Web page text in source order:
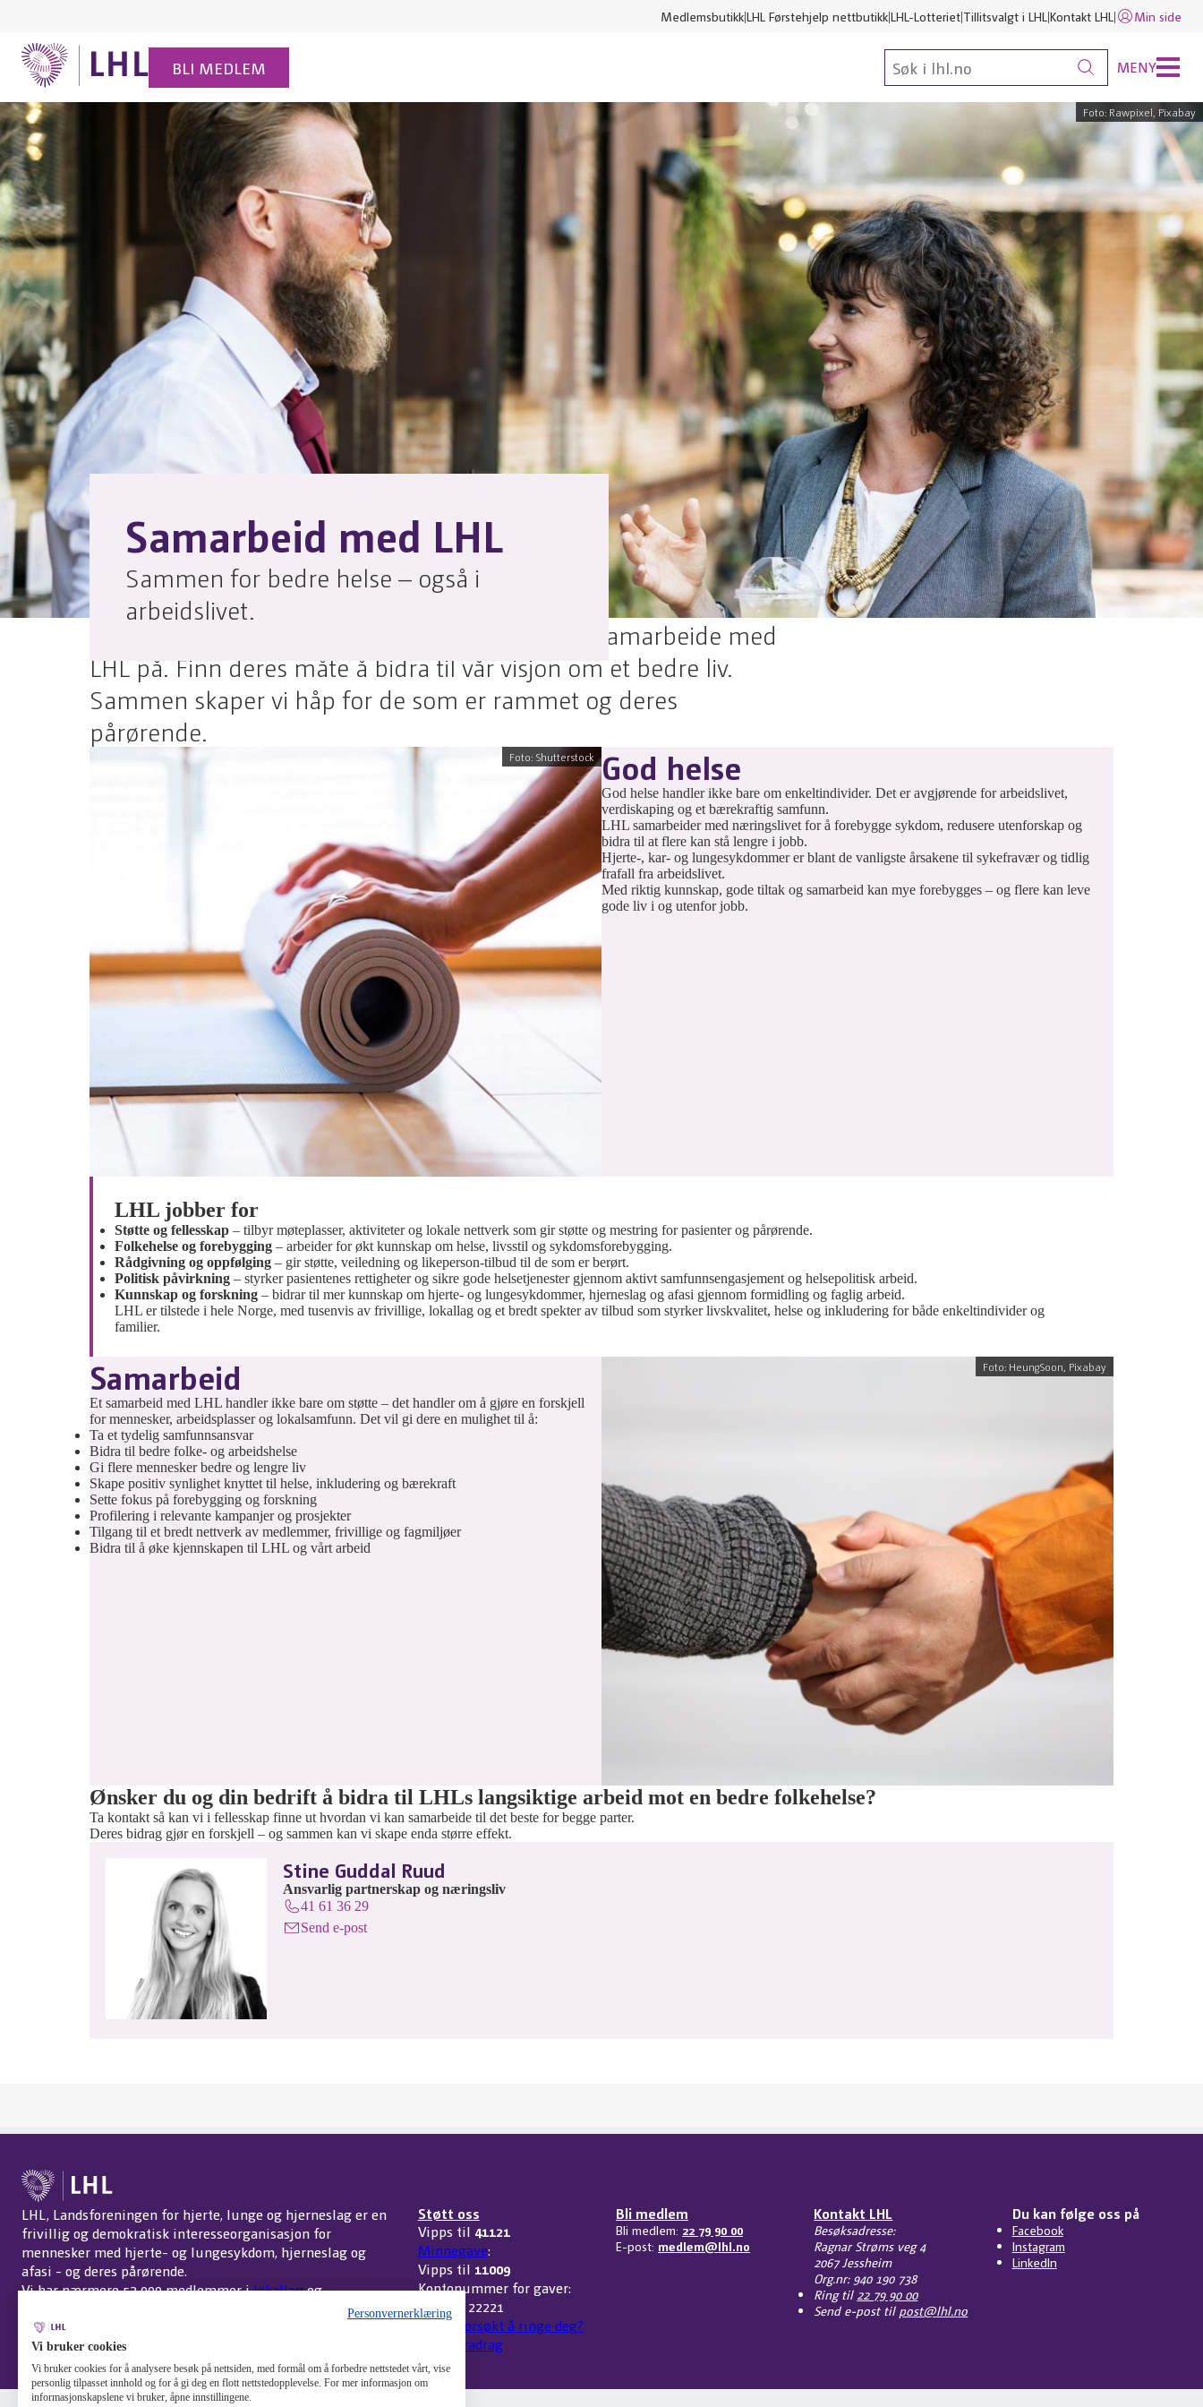
MedlemsbutikkLHL Førstehjelp nettbutikkLHL-Lotteriet Tillitsvalgt i LHL Kontakt LHL Min side
BLI MEDLEM MENY
Foto: Rawpixel, Pixabay
Samarbeid med LHL
Sammen for bedre helse – også i
arbeidslivet.
Det finnes ulike måter bedrifter kan støtte eller samarbeide med
LHL på. Finn deres måte å bidra til vår visjon om et bedre liv.
Sammen skaper vi håp for de som er rammet og deres
pårørende. ​ ​
Foto: Shutterstock God helse
God helse handler ikke bare om enkeltindivider. Det er avgjørende for arbeidslivet,
verdiskaping og et bærekraftig samfunn.
LHL samarbeider med næringslivet for å forebygge sykdom, redusere utenforskap og
bidra til at flere kan stå lengre i jobb.
Hjerte-, kar- og lungesykdommer er blant de vanligste årsakene til sykefravær og tidlig
frafall fra arbeidslivet.
Med riktig kunnskap, gode tiltak og samarbeid kan mye forebygges – og flere kan leve
gode liv i og utenfor jobb.
LHL jobber for
Støtte og fellesskap – tilbyr møteplasser, aktiviteter og lokale nettverk som gir støtte og mestring for pasienter og pårørende.
Folkehelse og forebygging – arbeider for økt kunnskap om helse, livsstil og sykdomsforebygging.
Rådgivning og oppfølging – gir støtte, veiledning og likeperson-tilbud til de som er berørt.
Politisk påvirkning – styrker pasientenes rettigheter og sikre gode helsetjenester gjennom aktivt samfunnsengasjement og helsepolitisk arbeid.
Kunnskap og forskning – bidrar til mer kunnskap om hjerte- og lungesykdommer, hjerneslag og afasi gjennom formidling og faglig arbeid.
LHL er tilstede i hele Norge, med tusenvis av frivillige, lokallag og et bredt spekter av tilbud som styrker livskvalitet, helse og inkludering for både enkeltindivider og
familier.
Foto: HeungSoon, Pixabay
Samarbeid
Et samarbeid med LHL handler ikke bare om støtte – det handler om å gjøre en forskjell
for mennesker, arbeidsplasser og lokalsamfunn. Det vil gi dere en mulighet til å:
Ta et tydelig samfunnsansvar
Bidra til bedre folke- og arbeidshelse
Gi flere mennesker bedre og lengre liv​
Skape positiv synlighet knyttet til helse, inkludering og bærekraft
Sette fokus på forebygging og forskning
Profilering i relevante kampanjer og prosjekter
Tilgang til et bredt nettverk av medlemmer, frivillige og fagmiljøer
Bidra til å øke kjennskapen til LHL og vårt arbeid
Ønsker du og din bedrift å bidra til LHLs langsiktige arbeid mot en bedre folkehelse?​
Ta kontakt så kan vi i fellesskap finne ut hvordan vi kan samarbeide til det beste for begge parter.
Deres bidrag gjør en forskjell – og sammen kan vi skape enda større effekt.
Stine Guddal Ruud
Ansvarlig partnerskap og næringsliv
41 61 36 29
Send e-post
LHL, Landsforeningen for hjerte, lunge og hjerneslag er en
frivillig og demokratisk interesseorganisasjon for
mennesker med hjerte- og lungesykdom, hjerneslag og
afasi - og deres pårørende.
Vi har nærmere 52 000 medlemmer ilokallagog
Endre cookie-innstillinger
Støtt oss
Vipps til 41121
Minnegave:
Vipps til 11009
Kontonummer for gaver:
3207 32 22221
Har vi forsøkt å ringe deg?
Skattefradrag
Bli medlem
Bli medlem: 22 79 90 00
E-post: medlem@lhl.no
Kontakt LHL
Besøksadresse:
Ragnar Strøms veg 4
2067 Jessheim
Org.nr: 940 190 738
Ring til 22 79 90 00
Send e-post til post@lhl.no
Du kan følge oss på
Facebook
Instagram
LinkedIn
Personvernerklæring
Vi bruker cookies
Vi bruker cookies for å analysere besøk på nettsiden, med formål om å forbedre nettstedet vårt, vise
personlig tilpasset innhold og for å gi deg en flott nettstedopplevelse. For mer informasjon om
informasjonskapslene vi bruker, åpne innstillingene.